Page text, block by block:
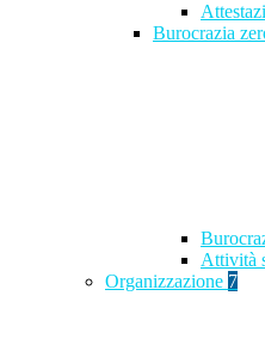
Burocrazia
Attività
Organizzazione 7